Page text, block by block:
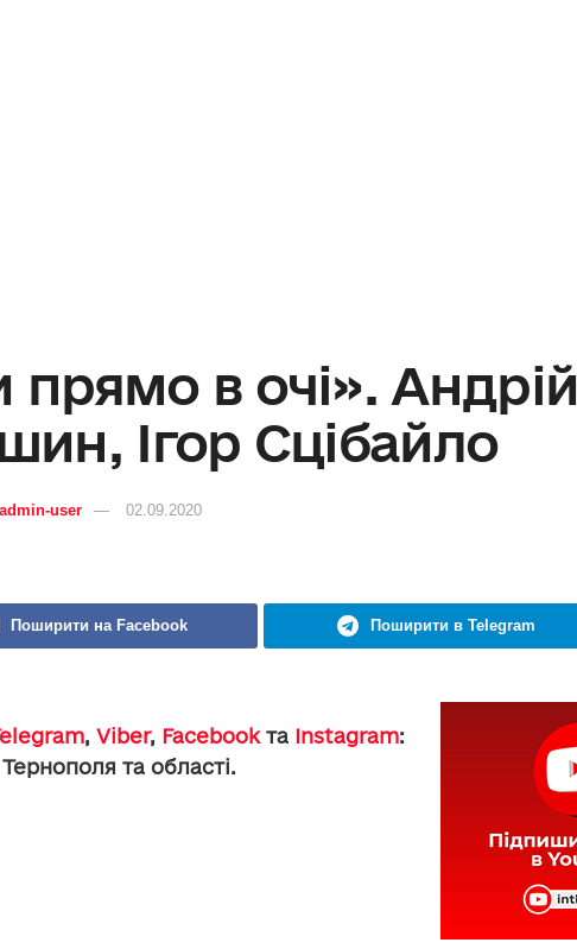
в очі». Андрій
Ігор Сцібайло
user 02.09.2020
Поширити на Facebook Поширити в Telegram
, Viber, Facebookта Instagram:
та області.